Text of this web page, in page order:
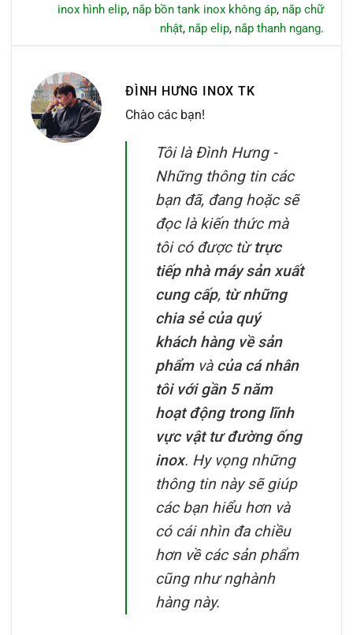
inox hình elip, nắp bồn tank inox không áp, nắp chữ
nhật, nắp elip, nắp thanh ngang.
ĐÌNH HƯNG INOX TK
Chào các bạn!
Tôi là Đình Hưng -
Những thông tin các
bạn đã, đang hoặc sẽ
đọc là kiến thức mà
tôi có được từtrực
tiếp nhà máy sản xuất
cung cấp, từ những
chia sẻ của quý
khách hàng về sản
phẩmvà của cá nhân
tôi với gần 5 năm
hoạt động trong lĩnh
vực vật tư đường ống
inox. Hy vọng những
thông tin này sẽ giúp
các bạn hiểu hơn và
có cái nhìn đa chiều
hơn về các sản phẩm
cũng như nghành
hàng này.